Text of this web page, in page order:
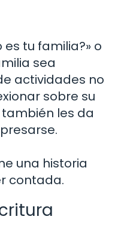
es tu familia?» o
sea
actividades no
sobre su
les da
una historia
contada.